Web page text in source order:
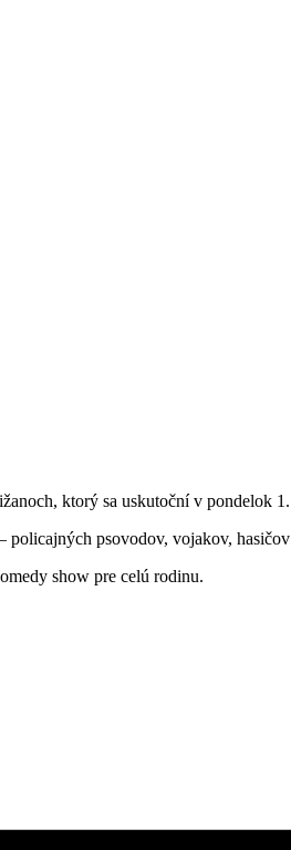
ktorý sa uskutoční v pondelok
psovodov, vojakov, hasičov
show pre celú rodinu.